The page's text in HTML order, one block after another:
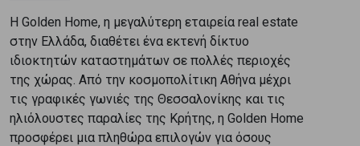
Η Golden Home, η μεγαλύτερη εταιρεία real estate
στην Ελλάδα, διαθέτει ένα εκτενή δίκτυο
ιδιοκτητών καταστημάτων σε πολλές περιοχές
της χώρας. Από την κοσμοπολίτικη Αθήνα μέχρι
τις γραφικές γωνιές της Θεσσαλονίκης και τις
ηλιόλουστες παραλίες της Κρήτης, η Golden Home
προσφέρει μια πληθώρα επιλογών για όσους